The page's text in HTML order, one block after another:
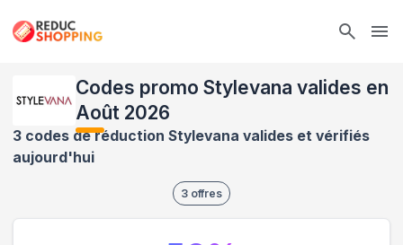
Codes promo Stylevana valides en
Août 2026
3 codes de réduction Stylevana valides et vérifiés
aujourd'hui
3 offres